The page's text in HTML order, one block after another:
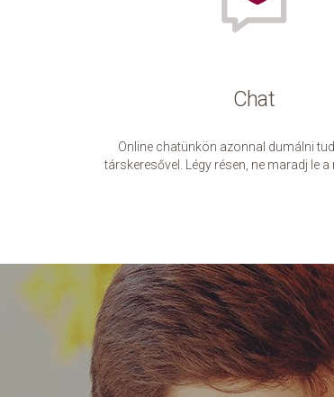
Chat
Online chatünkön azonnal dumálni
társkeresővel. Légy résen, ne maradj le